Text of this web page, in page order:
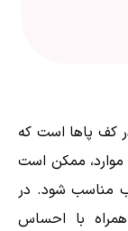
کف پاها است که
ممکن است
مناسب شود. در
با احساس